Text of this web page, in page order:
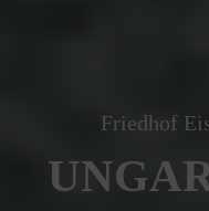
Friedhof